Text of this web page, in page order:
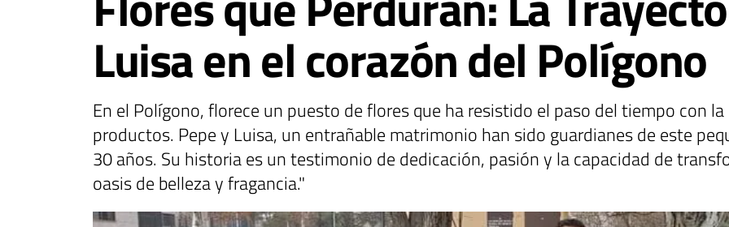
Luisa en el corazón del Polígono
En el Polígono, florece un puesto de flores que ha resistido el paso del tiempo con
productos. Pepe y Luisa, un entrañable matrimonio han sido guardianes de este
30 años. Su historia es un testimonio de dedicación, pasión y la capacidad de
oasis de belleza y fragancia."